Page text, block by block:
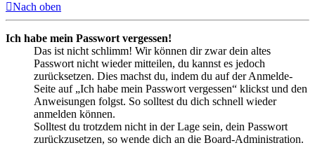
Nach oben
Ich habe mein Passwort vergessen!
Das ist nicht schlimm! Wir können dir zwar dein altes
Passwort nicht wieder mitteilen, du kannst es jedoch
zurücksetzen. Dies machst du, indem du auf der Anmelde-
Seite auf „Ich habe mein Passwort vergessen“ klickst und den
Anweisungen folgst. So solltest du dich schnell wieder
anmelden können.
Solltest du trotzdem nicht in der Lage sein, dein Passwort
zurückzusetzen, so wende dich an die Board-Administration.